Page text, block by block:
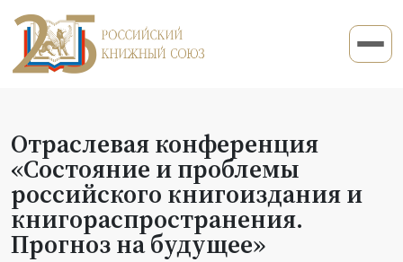
Отраслевая конференция
«Состояние и проблемы
российского книгоиздания и
книгораспространения.
Прогноз на будущее»